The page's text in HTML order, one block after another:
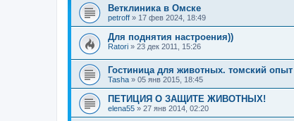
Ветклиника в Омске
petroff » 17 фев 2024, 18:49
Для поднятия настроения))
Ratori » 23 дек 2011, 15:26
Гостиница для животных. томский опыт
Tasha » 05 янв 2015, 18:45
ПЕТИЦИЯ О ЗАЩИТЕ ЖИВОТНЫХ!
elena55 » 27 янв 2014, 02:20